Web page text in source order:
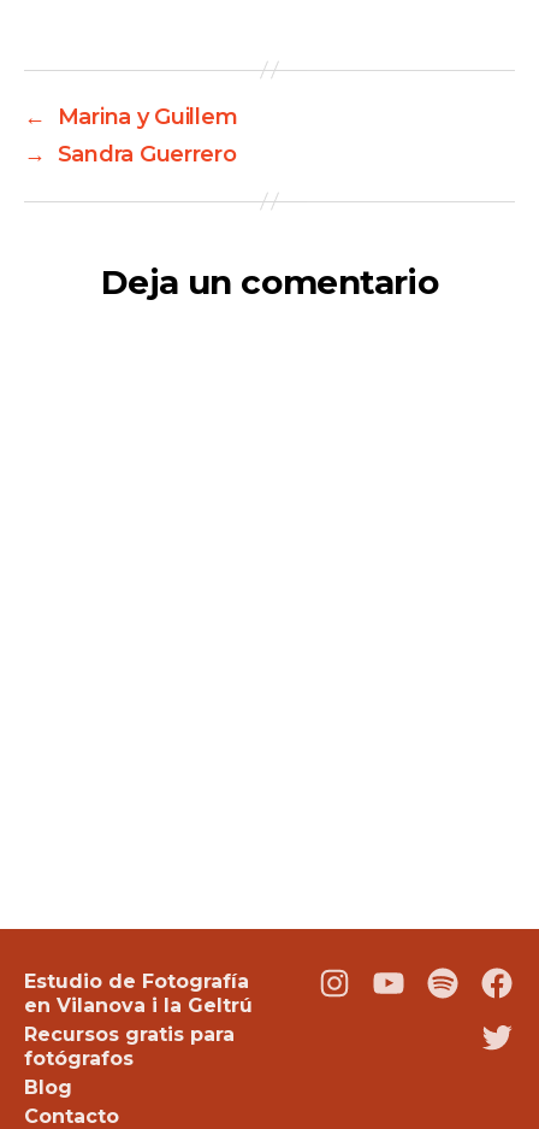
←
Marina y Guillem
→ Sandra Guerrero
Deja un comentario
Estudio de Fotografía
en Vilanova i la Geltrú
Recursos gratis para
fotógrafos
Blog
Contacto
Instagram
YoutubePodcast